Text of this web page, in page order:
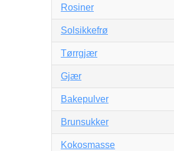
Rosiner
Solsikkefrø
Tørrgjær
Gjær
Bakepulver
Brunsukker
Kokosmasse